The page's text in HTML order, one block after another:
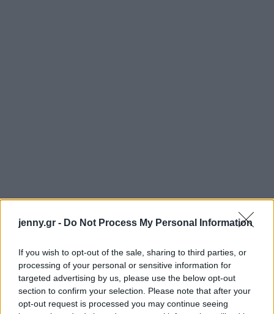
jenny.gr - Do Not Process My Personal Information
If you wish to opt-out of the sale, sharing to third parties, or
processing of your personal or sensitive information for
targeted advertising by us, please use the below opt-out
section to confirm your selection. Please note that after your
opt-out request is processed you may continue seeing
καταφέρει να δημιουργήσει ένα ασφαλές πλαίσιο
μέσα στο οποίο θα μπορέσουν να εκτεθούν όσο
προαναφέραμε, και όπου κάνεις να κατανοεί πως
δεν κρίνετε για τις χορευτικές του ικανότητες, αλλά